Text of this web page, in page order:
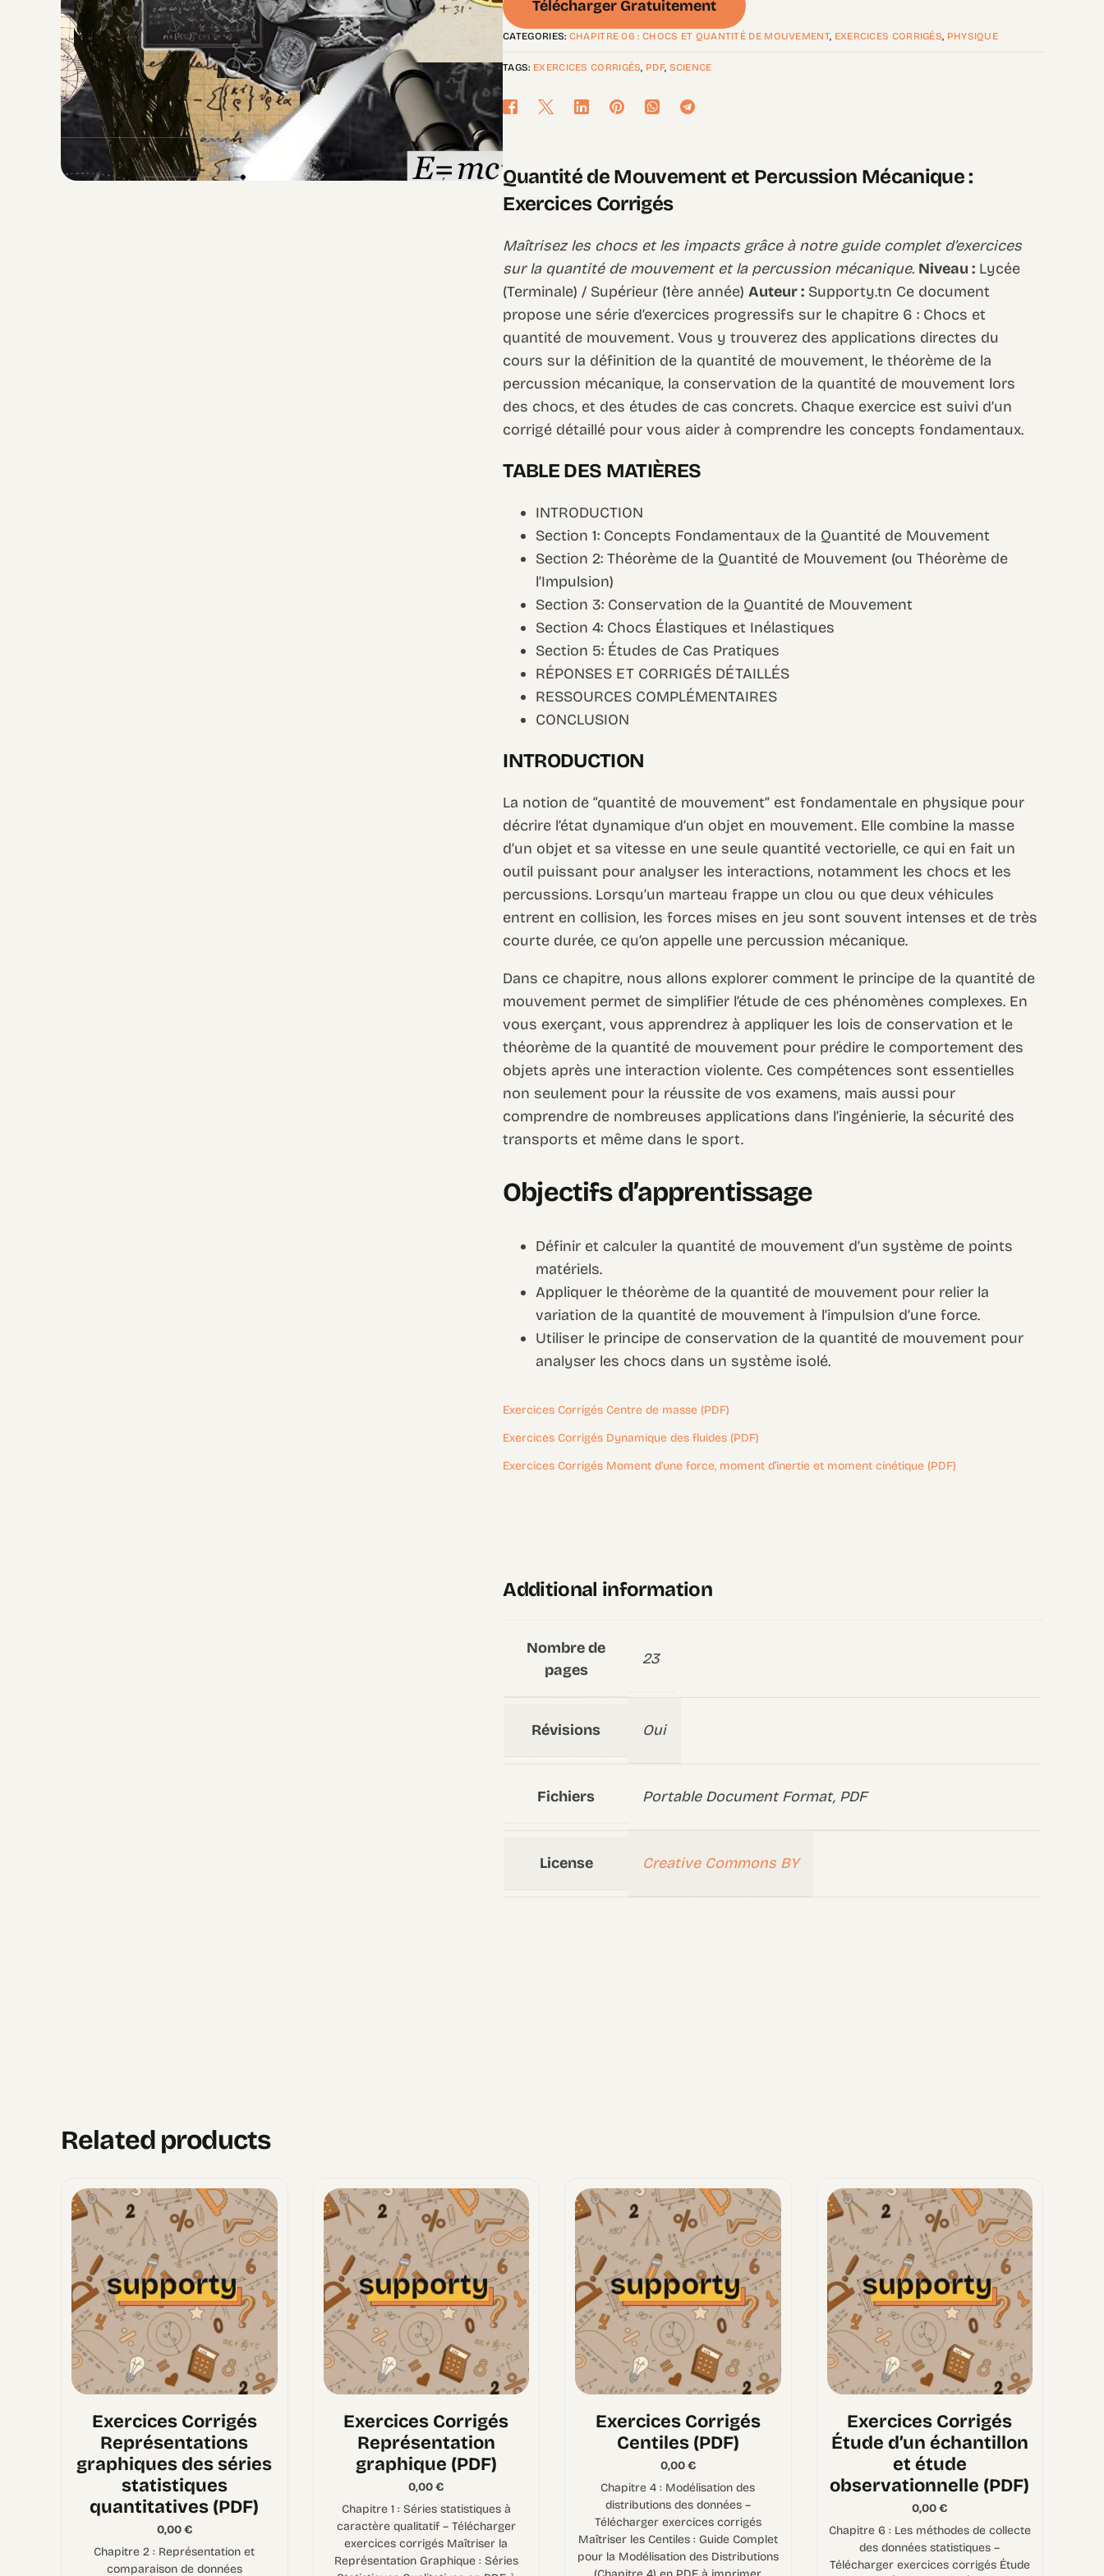
Télécharger Gratuitement
CATEGORIES: CHAPITRE 06 : CHOCS ET QUANTITÉ DE MOUVEMENT, EXERCICES CORRIGÉS PHYSIQUE
TAGS: EXERCICES CORRIGÉS PDF, SCIENCE
Quantité de Mouvement et Percussion Mécanique :
Exercices Corrigés
Maîtrisez les chocs et les impacts grâce à notre guide complet d’exercices
sur la quantité de mouvement et la percussion mécanique. Niveau : Lycée
(Terminale) / Supérieur (1ère année)Auteur : Supporty.tn Ce document
propose une série d’exercices progressifs sur le chapitre 6 : Chocs et
quantité de mouvement. Vous y trouverez des applications directes du
cours sur la définition de la quantité de mouvement, le théorème de la
percussion mécanique, la conservation de la quantité de mouvement lors
des chocs, et des études de cas concrets. Chaque exercice est suivi d’un
corrigé détaillé pour vous aider à comprendre les concepts fondamentaux.
TABLE DES MATIÈRES
INTRODUCTION
Section 1: Concepts Fondamentaux de la Quantité de Mouvement
Section 2: Théorème de la Quantité de Mouvement (ou Théorème de
l’Impulsion)
Section 3: Conservation de la Quantité de Mouvement
Section 4: Chocs Élastiques et Inélastiques
Section 5: Études de Cas Pratiques
RÉPONSES ET CORRIGÉS DÉTAILLÉS
RESSOURCES COMPLÉMENTAIRES
CONCLUSION
INTRODUCTION
La notion de “quantité de mouvement” est fondamentale en physique pour
décrire l’état dynamique d’un objet en mouvement. Elle combine la masse
d’un objet et sa vitesse en une seule quantité vectorielle, ce qui en fait un
outil puissant pour analyser les interactions, notamment les chocs et les
percussions. Lorsqu’un marteau frappe un clou ou que deux véhicules
entrent en collision, les forces mises en jeu sont souvent intenses et de très
courte durée, ce qu’on appelle une percussion mécanique.
Dans ce chapitre, nous allons explorer comment le principe de la quantité de
mouvement permet de simplifier l’étude de ces phénomènes complexes. En
vous exerçant, vous apprendrez à appliquer les lois de conservation et le
théorème de la quantité de mouvement pour prédire le comportement des
objets après une interaction violente. Ces compétences sont essentielles
non seulement pour la réussite de vos examens, mais aussi pour
comprendre de nombreuses applications dans l’ingénierie, la sécurité des
transports et même dans le sport.
Objectifs d’apprentissage
Définir et calculer la quantité de mouvement d’un système de points
matériels.
Appliquer le théorème de la quantité de mouvement pour relier la
variation de la quantité de mouvement à l’impulsion d’une force.
Utiliser le principe de conservation de la quantité de mouvement pour
analyser les chocs dans un système isolé.
Exercices Corrigés Centre de masse (PDF)
Exercices Corrigés Dynamique des fluides (PDF)
Exercices Corrigés Moment d’une force, moment d’inertie et moment cinétique (PDF)
Additional information
Nombre de
pages
23
Révisions Oui
Fichiers Portable Document Format, PDF
License Creative Commons BY
Related products
Exercices Corrigés
Représentations
graphiques des séries
statistiques
quantitatives (PDF)
0,00€
Chapitre 2 : Représentation et
comparaison de données
Exercices Corrigés
Représentation
graphique (PDF)
0,00€
Chapitre 1 : Séries statistiques à
caractère qualitatif – Télécharger
exercices corrigés Maîtriser la
Représentation Graphique : Séries
Exercices Corrigés
Centiles (PDF)
0,00€
Chapitre 4 : Modélisation des
distributions des données –
Télécharger exercices corrigés
Maîtriser les Centiles : Guide Complet
pour la Modélisation des Distributions
Exercices Corrigés
Étude d’un échantillon
et étude
observationnelle (PDF)
0,00€
Chapitre 6 : Les méthodes de collecte
des données statistiques –
Télécharger exercices corrigés Étude